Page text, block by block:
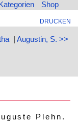
Kategorien Shop
DRUCKEN
| Augustin, S. >>
Plehn .